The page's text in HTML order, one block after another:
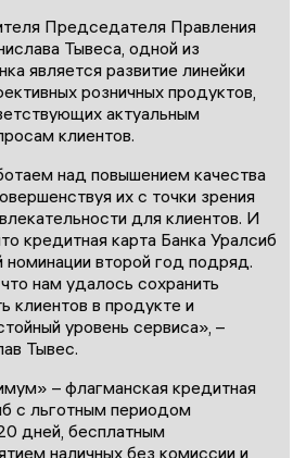
Председателя Правления
Тывеса, одной из
является развитие линейки
розничных продуктов,
актуальным
клиентов.
над повышением качества
их с точки зрения
для клиентов. И
кредитная карта Банка Уралсиб
номинации второй год подряд.
нам удалось сохранить
клиентов в продукте и
уровень сервиса», –
Тывес.
– флагманская кредитная
с льготным периодом
дней, бесплатным
наличных без комиссии и